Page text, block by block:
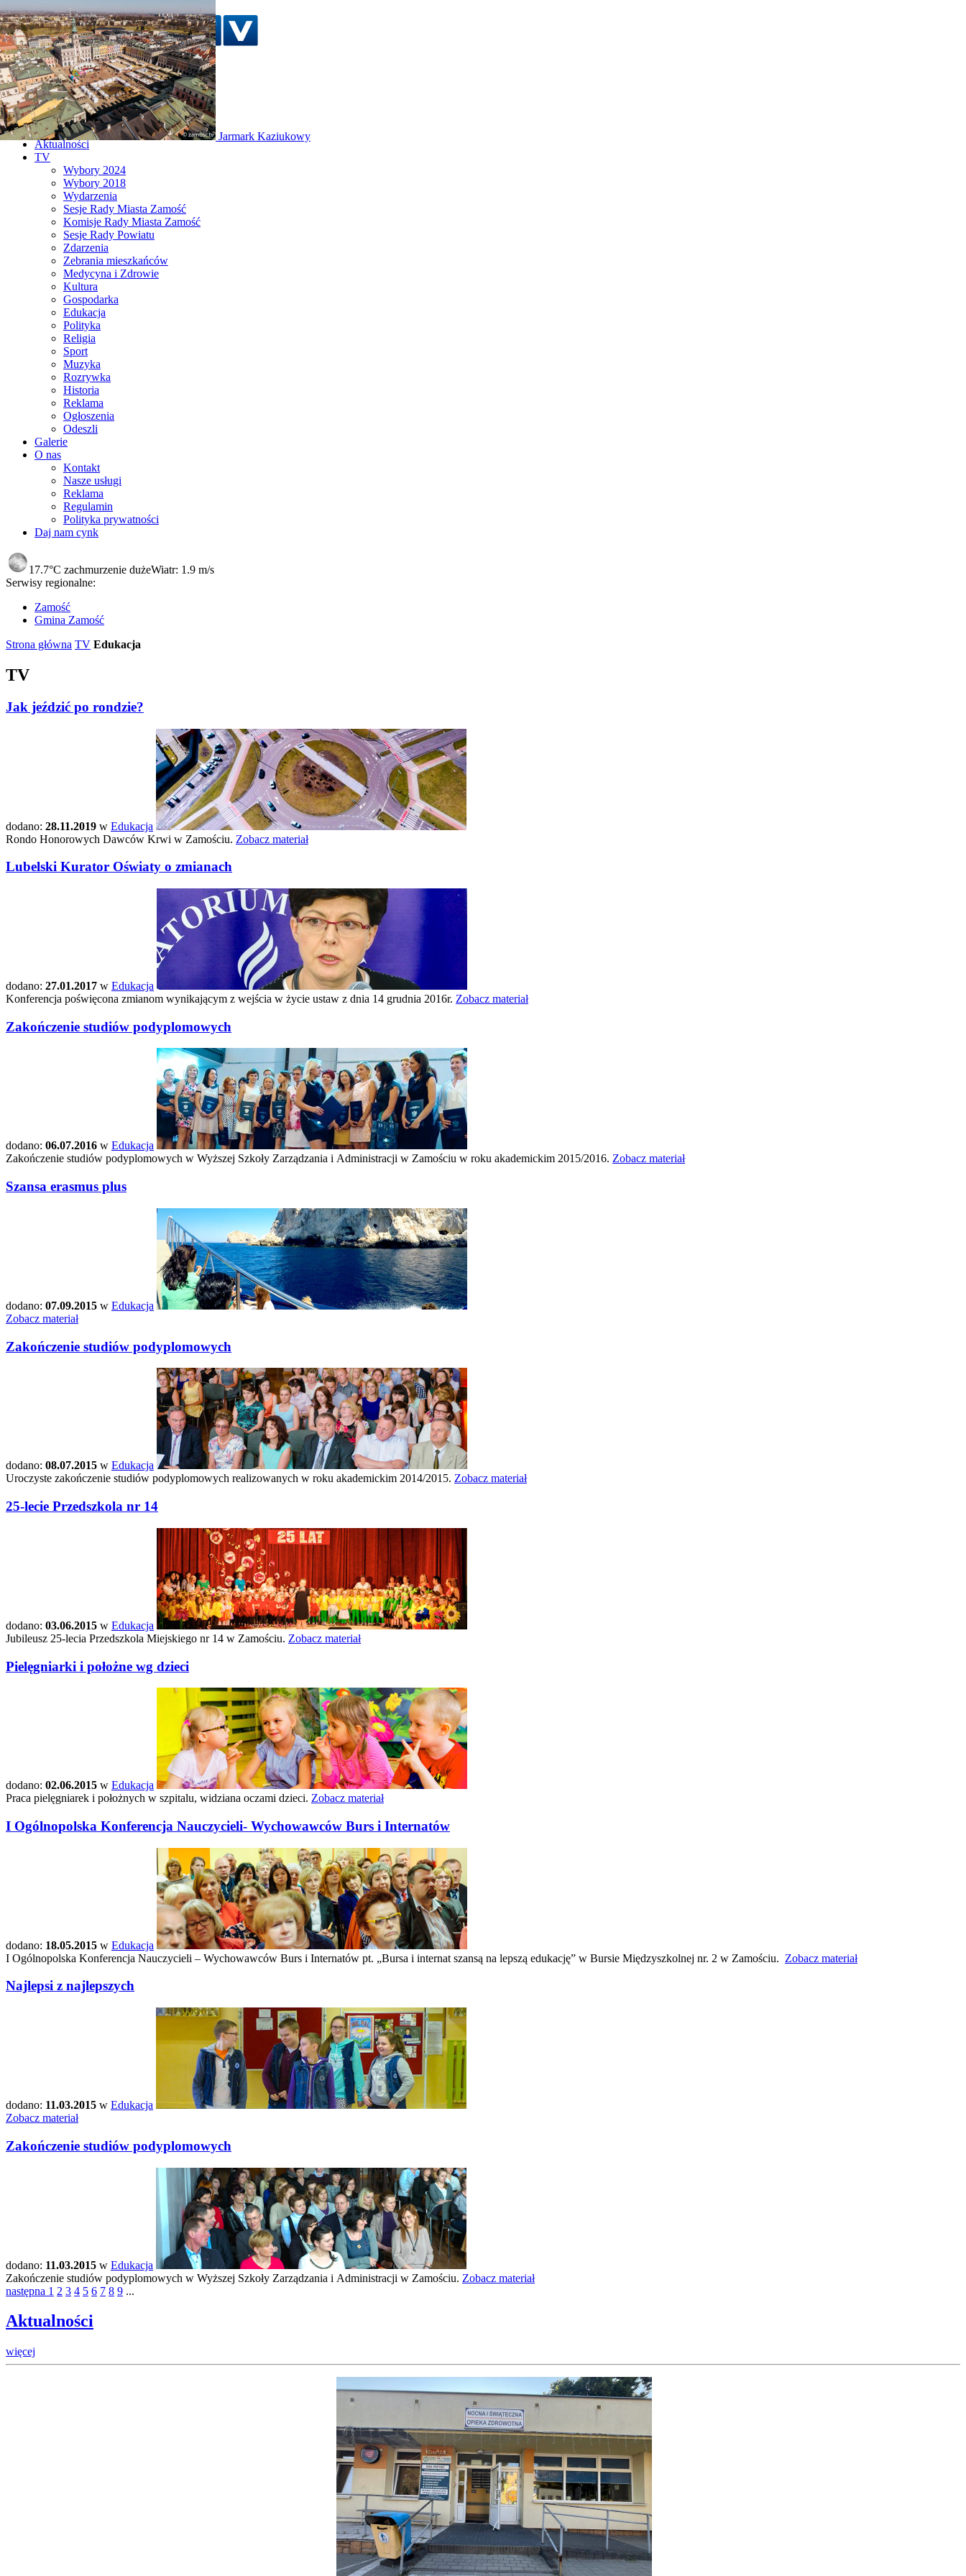
Szukaj w serwisie
Strona główna
Aktualności
TV
Wybory 2024
Wybory 2018
Wydarzenia
Sesje Rady Miasta Zamość
Komisje Rady Miasta Zamość
Sesje Rady Powiatu
Zdarzenia
Zebrania mieszkańców
Medycyna i Zdrowie
Kultura
Gospodarka
Edukacja
Polityka
Religia
Sport
Muzyka
Rozrywka
Historia
Reklama
Ogłoszenia
Odeszli
Galerie
O nas
Kontakt
Nasze usługi
Reklama
Regulamin
Polityka prywatności
Daj nam cynk
17.7°C zachmurzenie dużeWiatr: 1.9 m/s
Serwisy regionalne:
Zamość
Gmina Zamość
Strona główna TV Edukacja
TV
Jak jeździć po rondzie?
dodano: 28.11.2019 w Edukacja
Rondo Honorowych Dawców Krwi w Zamościu. Zobacz materiał
Lubelski Kurator Oświaty o zmianach
dodano: 27.01.2017 w Edukacja
Konferencja poświęcona zmianom wynikającym z wejścia w życie ustaw z dnia 14 grudnia 2016r. Zobacz materiał
Zakończenie studiów podyplomowych
dodano: 06.07.2016 w Edukacja
Zakończenie studiów podyplomowych w Wyższej Szkoły Zarządzania i Administracji w Zamościu w roku akademickim 2015/2016. Zobacz materiał
Szansa erasmus plus
dodano: 07.09.2015 w Edukacja
Zobacz materiał
Zakończenie studiów podyplomowych
dodano: 08.07.2015 w Edukacja
Uroczyste zakończenie studiów podyplomowych realizowanych w roku akademickim 2014/2015. Zobacz materiał
25-lecie Przedszkola nr 14
dodano: 03.06.2015 w Edukacja
Jubileusz 25-lecia Przedszkola Miejskiego nr 14 w Zamościu. Zobacz materiał
Pielęgniarki i położne wg dzieci
dodano: 02.06.2015 w Edukacja
Praca pielęgniarek i położnych w szpitalu, widziana oczami dzieci. Zobacz materiał
I Ogólnopolska Konferencja Nauczycieli- Wychowawców Burs i Internatów
dodano: 18.05.2015 w Edukacja
I Ogólnopolska Konferencja Nauczycieli – Wychowawców Burs i Internatów pt. „Bursa i internat szansą na lepszą edukację” w Bursie Międzyszkolnej nr. 2 w Zamościu. Zobacz materiał
Najlepsi z najlepszych
dodano: 11.03.2015 w Edukacja
Zobacz materiał
Zakończenie studiów podyplomowych
dodano: 11.03.2015 w Edukacja
Zakończenie studiów podyplomowych w Wyższej Szkoły Zarządzania i Administracji w Zamościu. Zobacz materiał
następna 1 2 3 4 5 6 7 8 9 ...
Aktualności
więcej
Jarmark Kaziukowy